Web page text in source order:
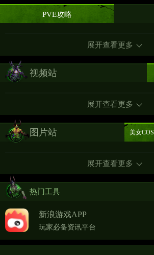
PVE攻略
展开查看更多
视频站
展开查看更多
图片站 美女COS
展开查看更多
热门工具
新浪游戏APP
玩家必备资讯平台